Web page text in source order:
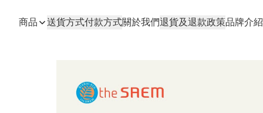
商品 送貨方式付款方式關於我們退貨及退款政策品牌介紹